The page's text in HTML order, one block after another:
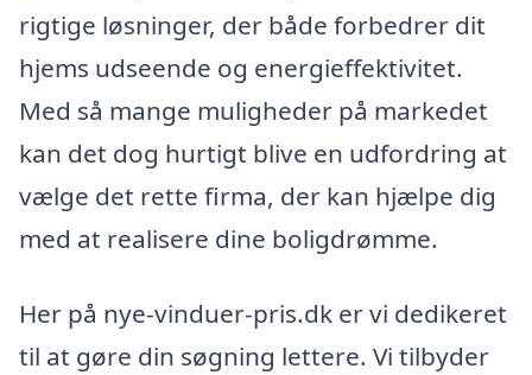
rigtige løsninger, der både forbedrer dit
hjems udseende og energieffektivitet.
Med så mange muligheder på markedet
kan det dog hurtigt blive en udfordring at
vælge det rette firma, der kan hjælpe dig
med at realisere dine boligdrømme.
Her på nye-vinduer-pris.dk er vi dedikeret
til at gøre din søgning lettere. Vi tilbyder